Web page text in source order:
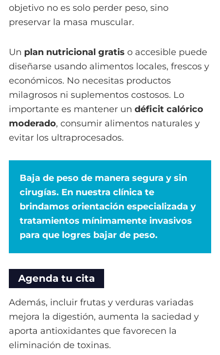
objetivo no es solo perder peso, sino
preservar la masa muscular.
Un plan nutricional gratis o accesible puede
diseñarse usando alimentos locales, frescos y
económicos. No necesitas productos
milagrosos ni suplementos costosos. Lo
importante es mantener un déficit calórico
moderado, consumir alimentos naturales y
evitar los ultraprocesados.
Baja de peso de manera segura y sin
cirugías. En nuestra clínica te
brindamos orientación especializada y
tratamientos mínimamente invasivos
para que logres bajar de peso.
Agenda tu cita
Además, incluir frutas y verduras variadas
mejora la digestión, aumenta la saciedad y
aporta antioxidantes que favorecen la
eliminación de toxinas.